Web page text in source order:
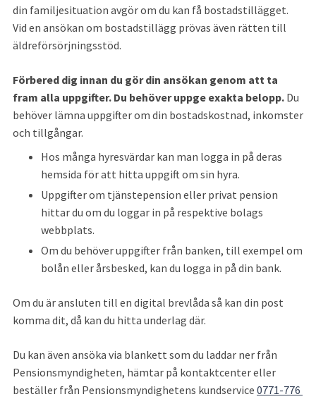
din familjesituation avgör om du kan få bostadstillägget.
Vid en ansökan om bostadstillägg prövas även rätten till
äldreförsörjningsstöd.
Förbered dig innan du gör din ansökan genom att ta
fram alla uppgifter. Du behöver uppge exakta belopp. Du
behöver lämna uppgifter om din bostadskostnad, inkomster
och tillgångar.
Hos många hyresvärdar kan man logga in på deras
hemsida för att hitta uppgift om sin hyra.
Uppgifter om tjänstepension eller privat pension
hittar du om du loggar in på respektive bolags
webbplats.
Om du behöver uppgifter från banken, till exempel om
bolån eller årsbesked, kan du logga in på din bank.
Om du är ansluten till en digital brevlåda så kan din post
komma dit, då kan du hitta underlag där.
Du kan även ansöka via blankett som du laddar ner från
Pensionsmyndigheten, hämtar på kontaktcenter eller
beställer från Pensionsmyndighetens kundservice 0771-776